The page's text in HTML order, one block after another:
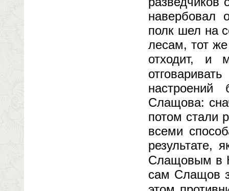
навербовал
полк шел на
лесам, тот
отходит, и
Слащова:
потом стали
всеми
результате,
Слащовым в
сам Слащов